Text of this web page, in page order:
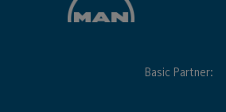
Basic Partner: